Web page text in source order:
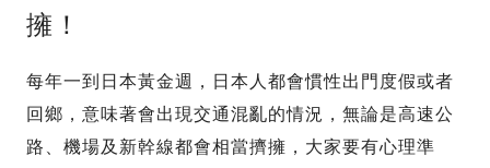
擁！
每年一到日本黃金週，日本人都會慣性出門度假或者
回鄉，意味著會出現交通混亂的情況，無論是高速公
路、機場及新幹線都會相當擠擁，大家要有心理準